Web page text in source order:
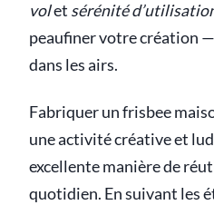
volet sérénité
peaufiner votre création
dans les airs.
Fabriquer un frisbee
une activité créative et
excellente manière de
quotidien. En suivant les